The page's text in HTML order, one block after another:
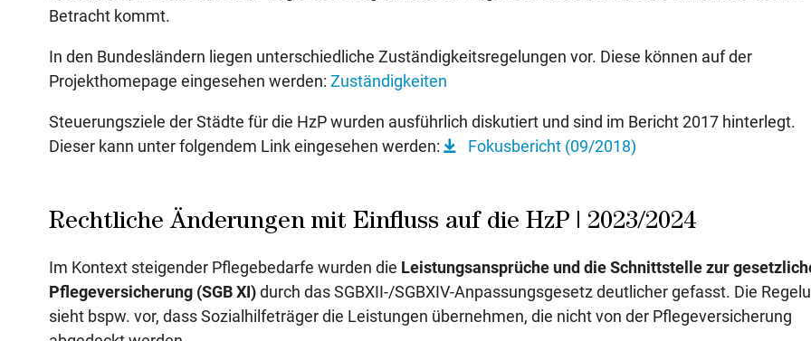
Betracht kommt.
In den Bundesländern liegen unterschiedliche Zuständigkeitsregelungen vor. Diese können auf der
Projekthomepage eingesehen werden: Zuständigkeiten
Steuerungsziele der Städte für die HzP wurden ausführlich diskutiert und sind im Bericht 2017 hinterlegt.
Dieser kann unter folgendem Link eingesehen werden:
Fokusbericht (09/2018)
Rechtliche Änderungen mit Einfluss auf die HzP | 2023/2024
Im Kontext steigender Pflegebedarfe wurden die Leistungsansprüche und die Schnittstelle zur
Pflegeversicherung (SGB XI)durch das SGBXII-/SGBXIV-Anpassungsgesetz deutlicher gefasst. Die
sieht bspw. vor, dass Sozialhilfeträger die Leistungen übernehmen, die nicht von der Pflegeversicherung